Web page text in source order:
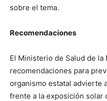
sobre el tema.
Recomendaciones
El Ministerio de Salud de
recomendaciones para
organismo estatal advierte
frente a la exposición solar